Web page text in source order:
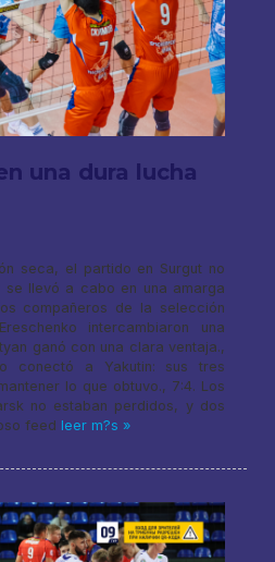
una dura lucha
seca, el partido en Surgut no
llevó a cabo en una amarga
compañeros de la selección
intercambiaron una
ganó con una clara ventaja.,
conectó a Yakutin: sus tres
lo que obtuvo., 7:4. Los
no estaban perdidos, y dos
feed leer m?s »